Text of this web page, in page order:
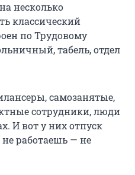
несколько
классический
по Трудовому
табель, отдел
самозанятые,
сотрудники, люди
И вот у них отпуск
работаешь — не